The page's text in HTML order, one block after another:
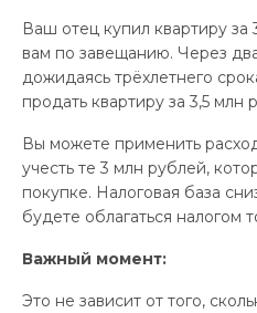
Ваш отец купил квартиру за
вам по завещанию. Через
дожидаясь трёхлетнего
продать квартиру за 3,5 млн
Вы можете применить
учесть те 3 млн рублей,
покупке. Налоговая база
будете облагаться налогом
Важный момент:
Это не зависит от того,